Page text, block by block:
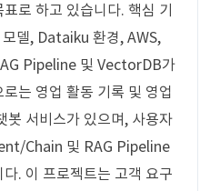
로 하고 있습니다. 핵심 기
델, Dataiku 환경, AWS,
Pipeline 및 VectorDB가
는 영업 활동 기록 및 영업
봇 서비스가 있으며, 사용자
Chain 및 RAG Pipeline
. 이 프로젝트는 고객 요구